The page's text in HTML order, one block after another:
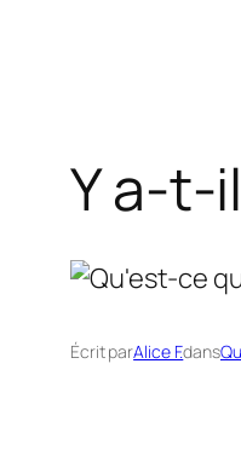
Y a-t-
Écrit parAlice F.dans